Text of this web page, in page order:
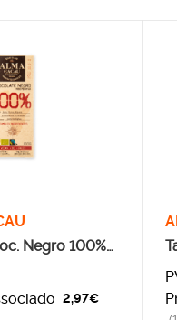
Expert
OR -
Santa
Negro 100%
2,97€